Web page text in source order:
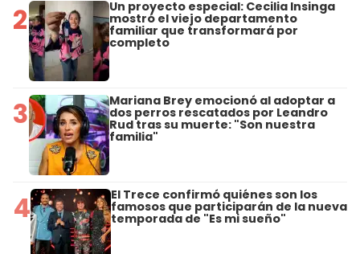
2 Un proyecto especial: Cecilia Insinga
mostró el viejo departamento
familiar que transformará por
completo
3 Mariana Brey emocionó al adoptar a
dos perros rescatados por Leandro
Rud tras su muerte: "Son nuestra
familia"
4 El Trece confirmó quiénes son los
famosos que participarán de la nueva
temporada de "Es mi sueño"